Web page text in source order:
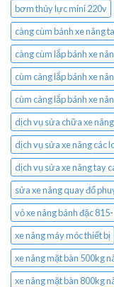
bơm thủy lực mini 220v
càng cùm bánh xe nâng
càng cùm lắp bánh xe
cùm càng lắp bánh xe
cùm càng lắp bánh xe
dịch vụ sửa chữa xe
dịch vụ sửa xe nâng các
dịch vụ sửa xe nâng tay
sửa xe nâng quay đổ
vỏ xe nâng bánh đặc
xe nâng máy móc thiết bị
xe nâng mặt bàn 500kg
xe nâng mặt bàn 800kg